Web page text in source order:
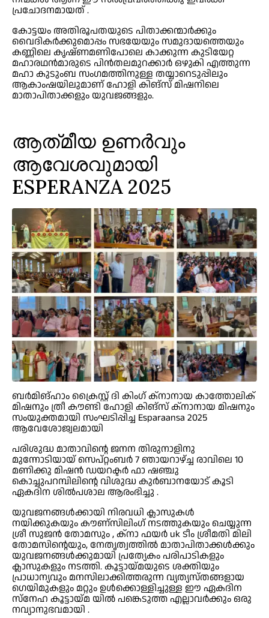
പ്രചോദനമായത് .
കോട്ടയം അതിരൂപതയുടെ പിതാക്കന്മാർക്കും
വൈദികർക്കുമൊപ്പം സഭയേയും സമുദായത്തെയും
കണ്ണിലെ കൃഷ്ണമണിപോലെ കാക്കുന്ന കുടിയേറ്റ
മഹാരഥൻമാരുടെ പിൻതലമുറക്കാർ ഒഴുകി എത്തുന്ന
മഹാ കുടുംബ സംഗമത്തിനുള്ള തയ്യാറെടുപ്പിലും
ആകാംഷയിലുമാണ് ഹോളി കിങ്‌സ് മിഷനിലെ
മാതാപിതാക്കളും യുവജങ്ങളും.
ആത്‌മീയ ഉണർവും
ആവേശവുമായി
ESPERANZA 2025
ബർമിങ്ഹാം ക്രൈസ്റ്റ് ദി കിംഗ് ക്നാനായ കാത്തോലിക്
മിഷനും ത്രീ കൗണ്ടി ഹോളി കിങ്‌സ് ക്നാനായ മിഷനും
സംയുക്തമായി സംഘടിപ്പിച്ച Esparaansa 2025
ആവേശോജ്വലമായി
പരിശുദ്ധ മാതാവിന്റെ ജനന തിരുനാളിനു ‌
മുന്നോടിയായ് സെപ്‌റ്റംബർ 7 ഞായറാഴ്ച്ച രാവിലെ 10
മണിക്കു മിഷൻ ഡയറക്ടർ ഫാ ഷഞ്ചു
കൊച്ചുപറമ്പിലിന്റെ വിശുദ്ധ കുർബാനയോട് കൂടി
ഏകദിന ശിൽപശാല ആരംഭിച്ചു .
യുവജനങ്ങൾക്കായി നിരവധി ക്ലാസുകൾ
നയിക്കുകയും കൗണ്സിലിംഗ് നടത്തുകയും ചെയ്യുന്ന
ശ്രീ സുജൻ തോമസും , ക്നാ ഫയർ uk ടീം ശ്രീമതി മിലി
തോമസിന്റെയും, നേതൃത്വത്തിൽ മാതാപിതാക്കൾക്കും
യുവജനങ്ങൾക്കുമായി പ്രത്യേകം പരിപാടികളും
ക്ലാസുകളും നടത്തി. കൂട്ടായ്മയുടെ ശക്തിയും
പ്രാധാന്യവും മനസിലാക്കിത്തരുന്ന വ്യത്യസ്തങ്ങളായ
ഗെയിമുകളും മറ്റും ഉൾക്കൊള്ളിച്ചുള്ള ഈ ഏകദിന
സ്നേഹ കൂട്ടായ്മ യിൽ പങ്കെടുത്ത എല്ലാവർക്കും ഒരു
നവ്യാനുഭവമായി .